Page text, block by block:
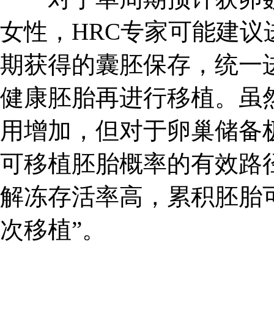
女性，HRC专家可能建
期获得的囊胚保存，统一
健康胚胎再进行移植。虽
用增加，但对于卵巢储
可移植胚胎概率的有效路
解冻存活率高，累积胚胎
次移植”。